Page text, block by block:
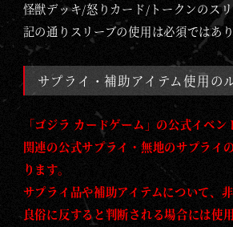
怪獣デッキ/怒りカード/トークンのス
記の通りスリーブの使用は必須ではあり
サプライ・補助アイテム使用の
「ゴジラ カードゲーム」の公式イベン
関連の公式サプライ・無地のサプライ
ります。
サプライ品や補助アイテムについて、
良俗に反すると判断される場合には使